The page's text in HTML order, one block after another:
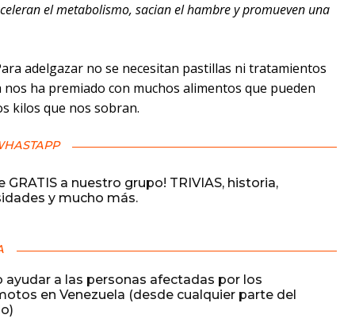
el metabolismo, sacian el hambre y promueven una
adelgazar no se necesitan pastillas ni tratamientos
ha premiado con muchos alimentos que pueden
kilos que nos sobran.
GRATIS a nuestro grupo! TRIVIAS, historia,
y mucho más.
ayudar a las personas afectadas por los
en Venezuela (desde cualquier parte del